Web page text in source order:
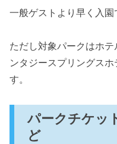
一般ゲストより早く入園
ただし対象パークはホ
ンタジースプリングス
す。
パークチケッ
ど